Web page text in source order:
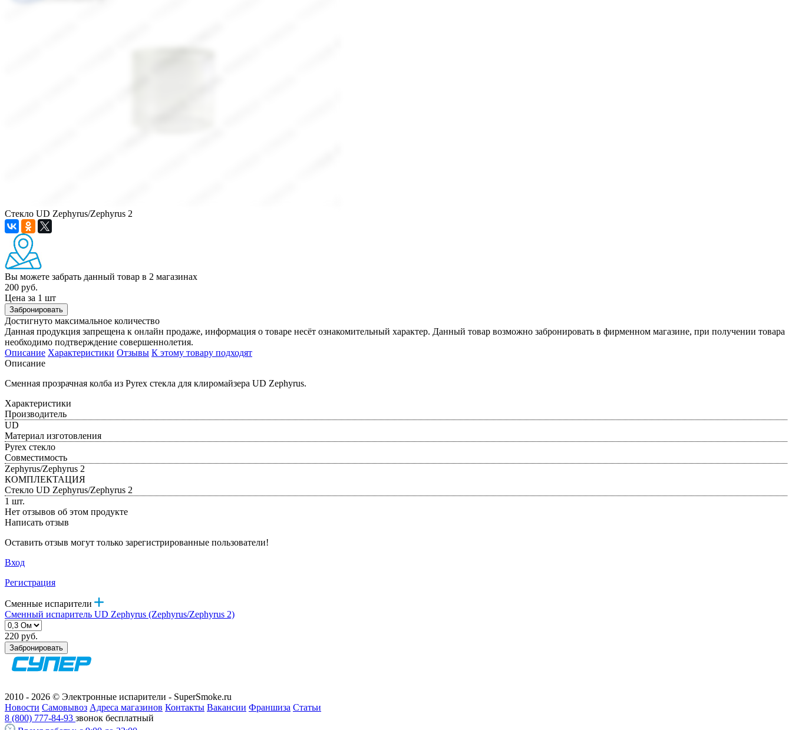
Стекло UD Zephyrus/Zephyrus 2
Вы можете забрать данный товар в 2 магазинах
200 руб.
Цена за 1 шт
Забронировать
Достигнуто максимальное количество
Данная продукция запрещена к онлайн продаже, информация о товаре несёт ознакомительный характер. Данный товар возможно забронировать в фирменном магазине, при получении товара
необходимо подтверждение совершеннолетия.
Описание Характеристики Отзывы К этому товару подходят
Описание
Сменная прозрачная колба из Pyrex стекла для клиромайзера UD Zephyrus.
Характеристики
Производитель
UD
Материал изготовления
Pyrex стекло
Совместимость
Zephyrus/Zephyrus 2
КОМПЛЕКТАЦИЯ
Стекло UD Zephyrus/Zephyrus 2
1 шт.
Нет отзывов об этом продукте
Написать отзыв
Оставить отзыв могут только зарегистрированные пользователи!
Вход
Регистрация
Сменные испарители
Сменный испаритель UD Zephyrus (Zephyrus/Zephyrus 2)
220 руб.
Забронировать
2010 - 2026 © Электронные испарители - SuperSmoke.ru
Новости Самовывоз Адреса магазинов Контакты Вакансии Франшиза Статьи
8 (800) 777-84-93 звонок бесплатный